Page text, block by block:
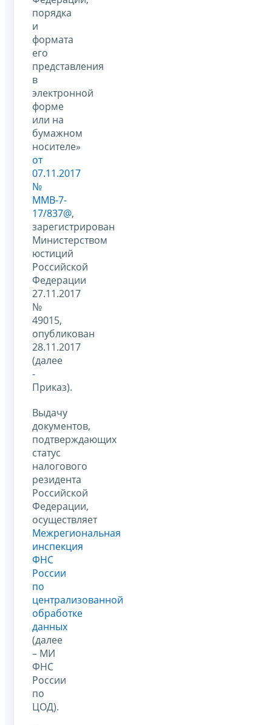
порядка
и
формата
его
представления
в
электронной
форме
или на
бумажном
носителе»
от
07.11.2017
№
ММВ-7-
17/837@,
зарегистрирован
Министерством
юстиций
Российской
Федерации
27.11.2017
№
49015,
опубликован
28.11.2017
(далее
-
Приказ).
Выдачу
документов,
подтверждающих
статус
налогового
резидента
Российской
Федерации,
осуществляет
Межрегиональная
инспекция
ФНС
России
по
централизованной
обработке
данных
(далее
– МИ
ФНС
России
по
ЦОД).